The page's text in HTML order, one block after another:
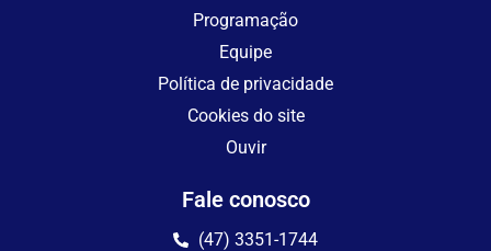
Programação
Equipe
Política de privacidade
Cookies do site
Ouvir
Fale conosco
(47) 3351-1744